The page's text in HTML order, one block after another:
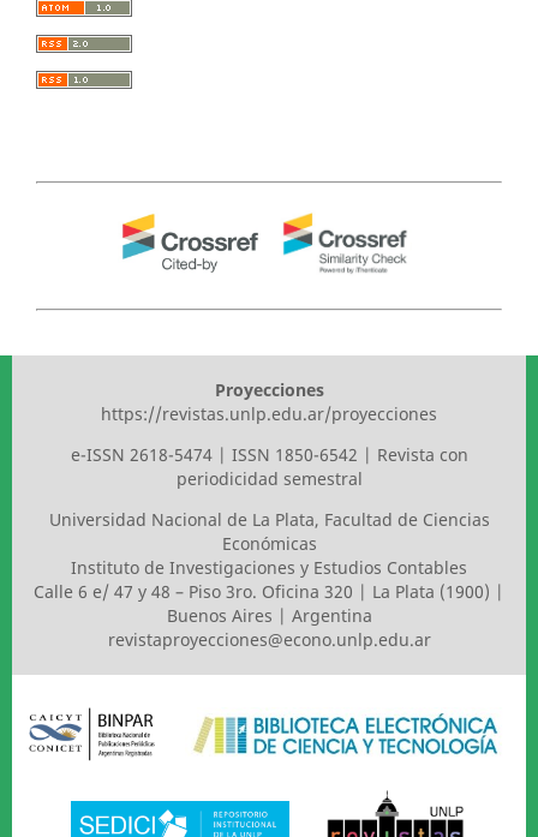
Proyecciones
https://revistas.unlp.edu.ar/proyecciones
e-ISSN 2618-5474 | ISSN 1850-6542 | Revista con
periodicidad semestral
Universidad Nacional de La Plata, Facultad de Ciencias
Económicas
Instituto de Investigaciones y Estudios Contables
Calle 6 e/ 47 y 48 – Piso 3ro. Oficina 320 | La Plata (1900) |
Buenos Aires | Argentina
revistaproyecciones@econo.unlp.edu.ar